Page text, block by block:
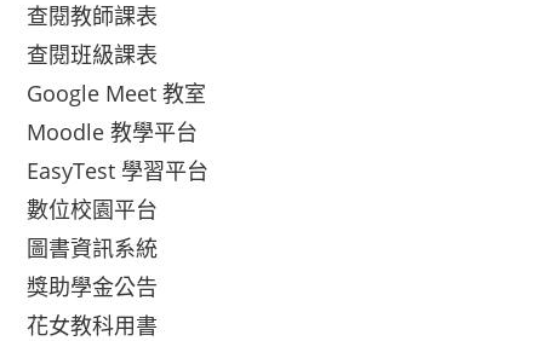
查閱教師課表
查閱班級課表
Google Meet 教室
Moodle 教學平台
EasyTest 學習平台
數位校園平台
圖書資訊系統
獎助學金公告
花女教科用書